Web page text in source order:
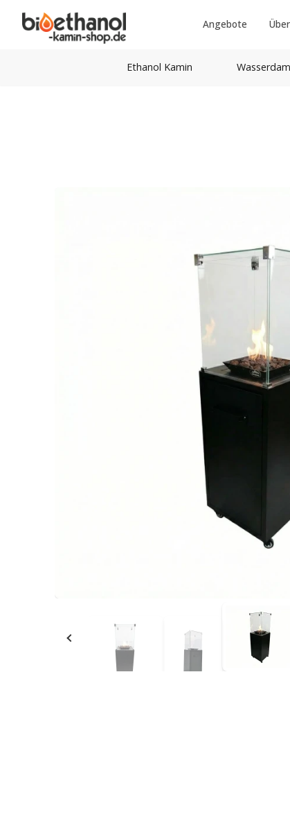
Angebote
Ethanol Kamin